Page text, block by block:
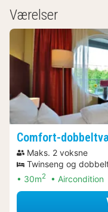
Værelser
Comfort-
Maks. 2 voksne
Twinseng og
30m2 Aircondition